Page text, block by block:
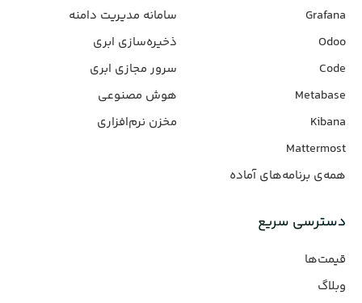
Grafana
Odoo
Code
Metabase
Kibana
Mattermost
همه‌ی برنامه‌های آماده
سامانه مدیریت دامنه
ذخیره‌سازی ابری
سرور مجازی ابری
هوش مصنوعی
مخزن نرم‌افزاری
دسترسی سریع
قیمت‌ها
وبلاگ